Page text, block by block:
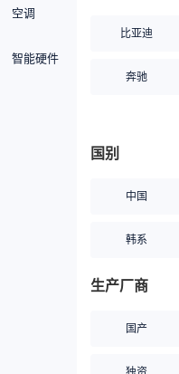
空调
智能硬件
比亚迪
奔驰
国别
中国
韩系
生产厂商
国产